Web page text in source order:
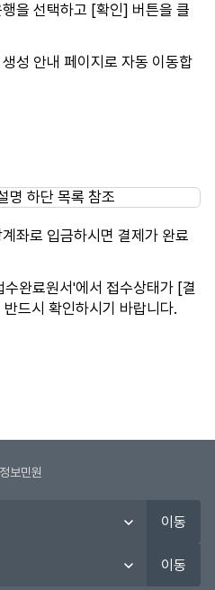
을 선택하고 [확인] 버튼을 클
성 안내 페이지로 자동 이동합
좌로 입금하시면 결제가 완료
완료원서'에서 접수상태가 [결
드시 확인하시기 바랍니다.
보민원
이동
이동